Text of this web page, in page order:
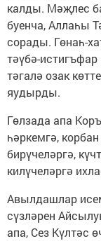
калды. Мәҗлес
буенча, Аллаһы
сорады. Гөнаһ-
тәүбә-
тәгалә озак
яудырды.
Гөлзада апа
һәркемгә,
бирүчеләргә,
килүчеләргә
Авылдашлар
сүзләрен
апа, Сез Күлтәс